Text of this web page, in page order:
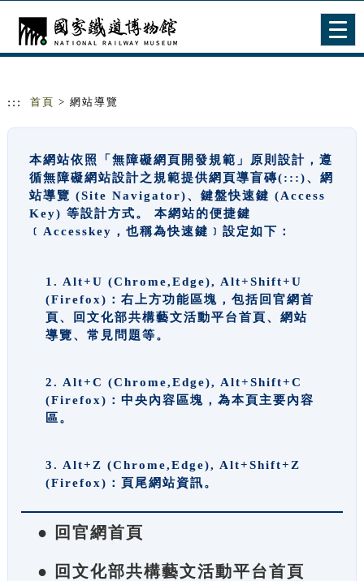
::: 首頁 > 網站導覽
本網站依照「無障礙網頁開發規範」原則設計，遵
循無障礙網站設計之規範提供網頁導盲磚(:::)、網
站導覽 (Site Navigator)、鍵盤快速鍵 (Access
Key) 等設計方式。 本網站的便捷鍵
﹝Accesskey，也稱為快速鍵﹞設定如下：
1. Alt+U (Chrome,Edge), Alt+Shift+U
(Firefox)：右上方功能區塊，包括回官網首
頁、回文化部共構藝文活動平台首頁、網站
導覽、常見問題等。
2. Alt+C (Chrome,Edge), Alt+Shift+C
(Firefox)：中央內容區塊，為本頁主要內容
區。
3. Alt+Z (Chrome,Edge), Alt+Shift+Z
(Firefox)：頁尾網站資訊。
● 回官網首頁
● 回文化部共構藝文活動平台首頁